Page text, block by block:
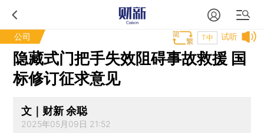
公司 试听
T中
隐藏式门把手失效阻碍事故救援 国
标修订征求意见
文｜财新 余聪
2025年05月09日 21:52